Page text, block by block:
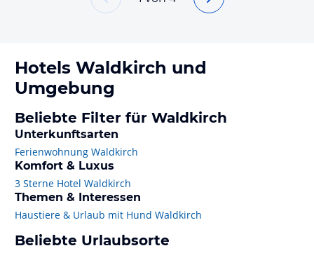
Hotels Waldkirch und
Umgebung
Beliebte Filter für Waldkirch
Unterkunftsarten
Ferienwohnung Waldkirch
Komfort & Luxus
3 Sterne Hotel Waldkirch
Themen & Interessen
Haustiere & Urlaub mit Hund Waldkirch
Beliebte Urlaubsorte